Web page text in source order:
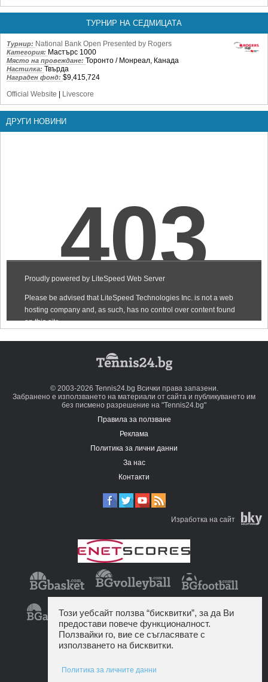
ТУРНИР НА СЕДМИЦАТА
Турнир: National Bank Open Presented by Rogers
Категория: Мастърс 1000
Място на провеждане: Торонто / Монреал, Канада
Настилка: Твърда
Награден фонд: $9,415,724
Official Website
Livescore
ДРУГИ НОВИНИ
© 2003-2026 Tennis24.bg Всички права запазени.
Забранено е използването на материали от сайта и публикуването им
без писмено разрешение на "Tennis24.bg"
Правила за ползване
Реклама
Политика за лични данни
За нас
Контакти
Изработка на сайт
Този уебсайт ползва “бисквитки”, за да Ви
предостави повече функционалност.
Ползвайки го, вие се съгласявате с
използването на бисквитки.
Политика за личните данни